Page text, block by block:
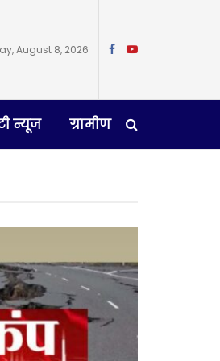
August 8, 2026
न्यूज ग्रामीण